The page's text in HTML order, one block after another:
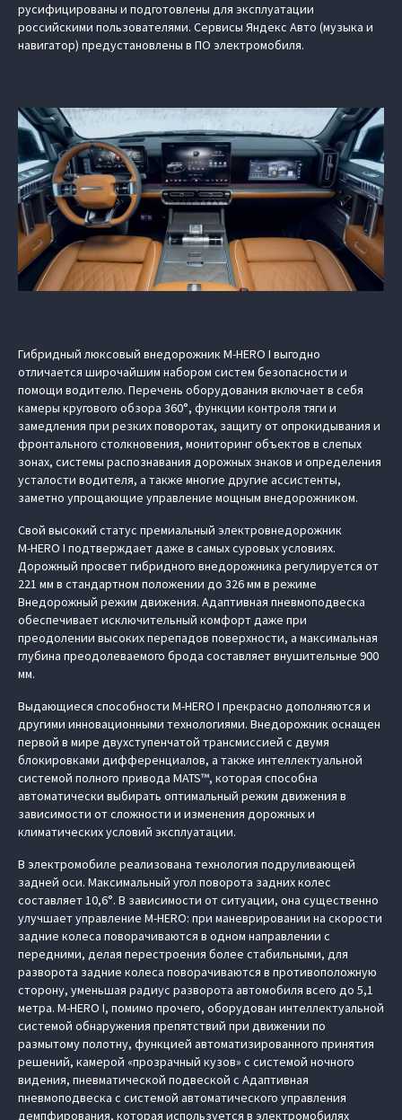
русифицированы и подготовлены для эксплуатации
российскими пользователями. Сервисы Яндекс Авто (музыка и
навигатор) предустановлены в ПО электромобиля.
Гибридный люксовый внедорожник M‑HERO I выгодно
отличается широчайшим набором систем безопасности и
помощи водителю. Перечень оборудования включает в себя
камеры кругового обзора 360°, функции контроля тяги и
замедления при резких поворотах, защиту от опрокидывания и
фронтального столкновения, мониторинг объектов в слепых
зонах, системы распознавания дорожных знаков и определения
усталости водителя, а также многие другие ассистенты,
заметно упрощающие управление мощным внедорожником.
Свой высокий статус премиальный электровнедорожник
M‑HERO I подтверждает даже в самых суровых условиях.
Дорожный просвет гибридного внедорожника регулируется от
221 мм в стандартном положении до 326 мм в режиме
Внедорожный режим движения. Адаптивная пневмоподвеска
обеспечивает исключительный комфорт даже при
преодолении высоких перепадов поверхности, а максимальная
глубина преодолеваемого брода составляет внушительные 900
мм.
Выдающиеся способности M‑HERO I прекрасно дополняются и
другими инновационными технологиями. Внедорожник оснащен
первой в мире двухступенчатой трансмиссией с двумя
блокировками дифференциалов, а также интеллектуальной
системой полного привода MATS™, которая способна
автоматически выбирать оптимальный режим движения в
зависимости от сложности и изменения дорожных и
климатических условий эксплуатации.
В электромобиле реализована технология подруливающей
задней оси. Максимальный угол поворота задних колес
составляет 10,6°. В зависимости от ситуации, она существенно
улучшает управление M‑HERO: при маневрировании на скорости
задние колеса поворачиваются в одном направлении с
передними, делая перестроения более стабильными, для
разворота задние колеса поворачиваются в противоположную
сторону, уменьшая радиус разворота автомобиля всего до 5,1
метра. M‑HERO I, помимо прочего, оборудован интеллектуальной
системой обнаружения препятствий при движении по
размытому полотну, функцией автоматизированного принятия
решений, камерой «прозрачный кузов» с системой ночного
видения, пневматической подвеской с Адаптивная
пневмоподвеска с системой автоматического управления
демпфирования, которая используется в электромобилях